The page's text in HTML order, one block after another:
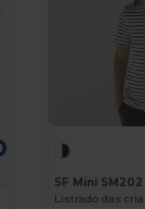
SF Mini SM202
Listrado das